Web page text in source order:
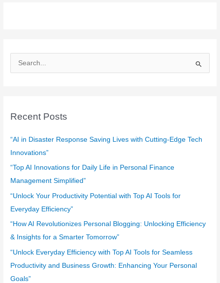
e
c
f
o
r
:
Recent Posts
“AI in Disaster Response Saving Lives with Cutting-Edge Tech
Innovations”
“Top AI Innovations for Daily Life in Personal Finance
Management Simplified”
“Unlock Your Productivity Potential with Top AI Tools for
Everyday Efficiency”
“How AI Revolutionizes Personal Blogging: Unlocking Efficiency
& Insights for a Smarter Tomorrow”
“Unlock Everyday Efficiency with Top AI Tools for Seamless
Productivity and Business Growth: Enhancing Your Personal
Goals”